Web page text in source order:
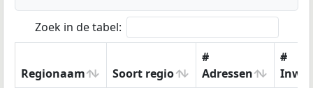
Zoek in de tabel:
Regionaam Soort regio
#
Adressen
#